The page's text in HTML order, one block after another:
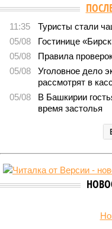
11:35
Туристы стали
05/08
Гостинице
05/08
Правила
05/08
Уголовное дело
рассмотрят в
05/08
В Башкирии
время застолья